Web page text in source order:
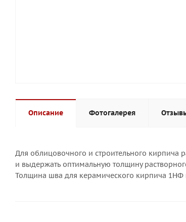
Описание Фотогалерея
Для облицовочного и строительного
и выдержать оптимальную толщину
Толщина шва для керамического кирпича